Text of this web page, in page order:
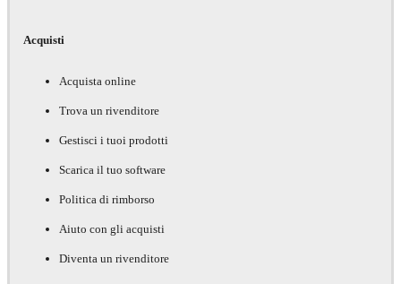
Acquisti
Acquista online
Trova un rivenditore
Gestisci i tuoi prodotti
Scarica il tuo software
Politica di rimborso
Aiuto con gli acquisti
Diventa un rivenditore